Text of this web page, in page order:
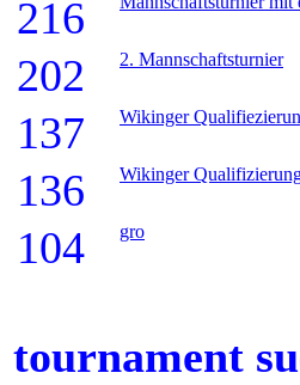
216
202 2. Mannschaftsturnier
137 Wikinger
136 Wikinger
104 gro
tournament